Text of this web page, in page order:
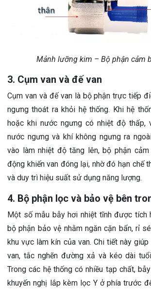
Mảnh lưỡng kim – Bộ phận cảm
3. Cụm van và đế van
Cụm van và đế van là bộ phận trực tiếp
ngưng thoát ra khỏi hệ thống. Khi hệ
hoặc khi nước ngưng có nhiệt độ thấp,
nước ngưng và khí không ngưng ra
vào làm nhiệt độ tăng lên, bộ phận
động khiến van đóng lại, nhờ đó hạn chế
và duy trì hiệu suất sử dụng năng lượng.
4. Bộ phận lọc và bảo vệ bên
Một số mẫu bẫy hơi nhiệt tĩnh được tích
bộ phận bảo vệ nhằm ngăn cặn bẩn, rỉ
khu vực làm kín của van. Chi tiết này
van, tắc nghẽn đường xả và kéo dài
Trong các hệ thống có nhiều tạp chất,
khuyến nghị lắp kèm lọc Y ở phía trước